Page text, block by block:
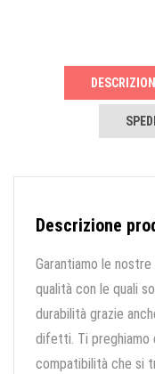
Descrizione
Garantiamo le
qualità con le quali
durabilità grazie
difetti. Ti preghiamo
compatibilità che si